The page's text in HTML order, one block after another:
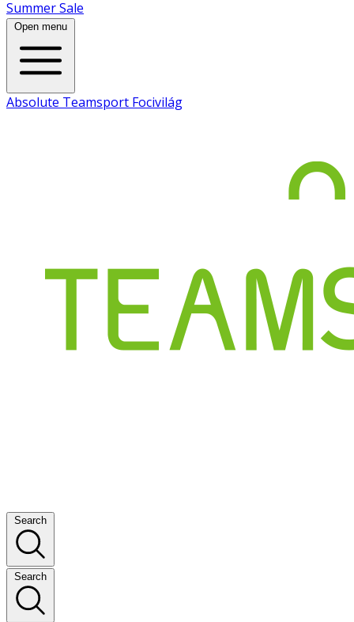
Summer Sale
Open menu
Absolute Teamsport Focivilág
Search
Search